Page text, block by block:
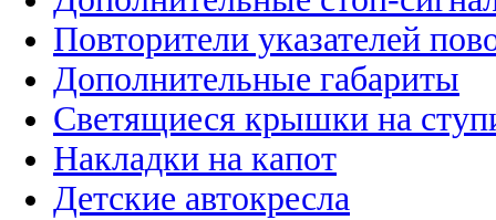
Повторители указателей
Дополнительные габариты
Светящиеся крышки на
Накладки на капот
Детские автокресла